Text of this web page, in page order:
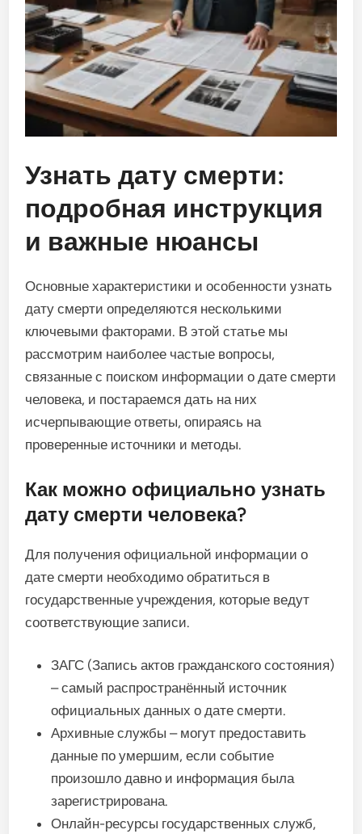
Узнать дату смерти:
подробная инструкция
и важные нюансы
Основные характеристики и особенности узнать
дату смерти определяются несколькими
ключевыми факторами. В этой статье мы
рассмотрим наиболее частые вопросы,
связанные с поиском информации о дате смерти
человека, и постараемся дать на них
исчерпывающие ответы, опираясь на
проверенные источники и методы.
Как можно официально узнать
дату смерти человека?
Для получения официальной информации о
дате смерти необходимо обратиться в
государственные учреждения, которые ведут
соответствующие записи.
ЗАГС (Запись актов гражданского состояния)
– самый распространённый источник
официальных данных о дате смерти.
Архивные службы – могут предоставить
данные по умершим, если событие
произошло давно и информация была
зарегистрирована.
Онлайн-ресурсы государственных служб,